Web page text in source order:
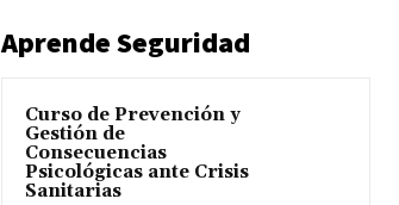
Aprende Seguridad
Curso de Prevención y
Gestión de
Consecuencias
Psicológicas ante Crisis
Sanitarias